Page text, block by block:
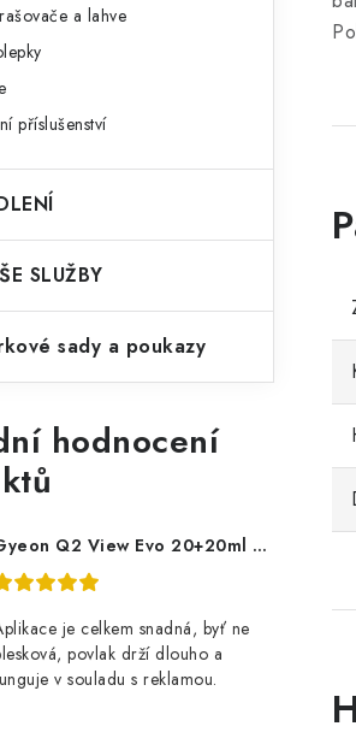
a lahve
příslušenství
SLUŽBY
sady a poukazy
hodnocení
Gyeon Q2 View Evo 20+20ml nanopovlak na okna
je celkem snadná, byť ne
povlak drží dlouho a
v souladu s reklamou.